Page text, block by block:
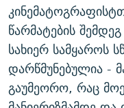
წარმატების
სახიერ სამყაროს
დარწმუნებულია -
გაუმეორო, რაც